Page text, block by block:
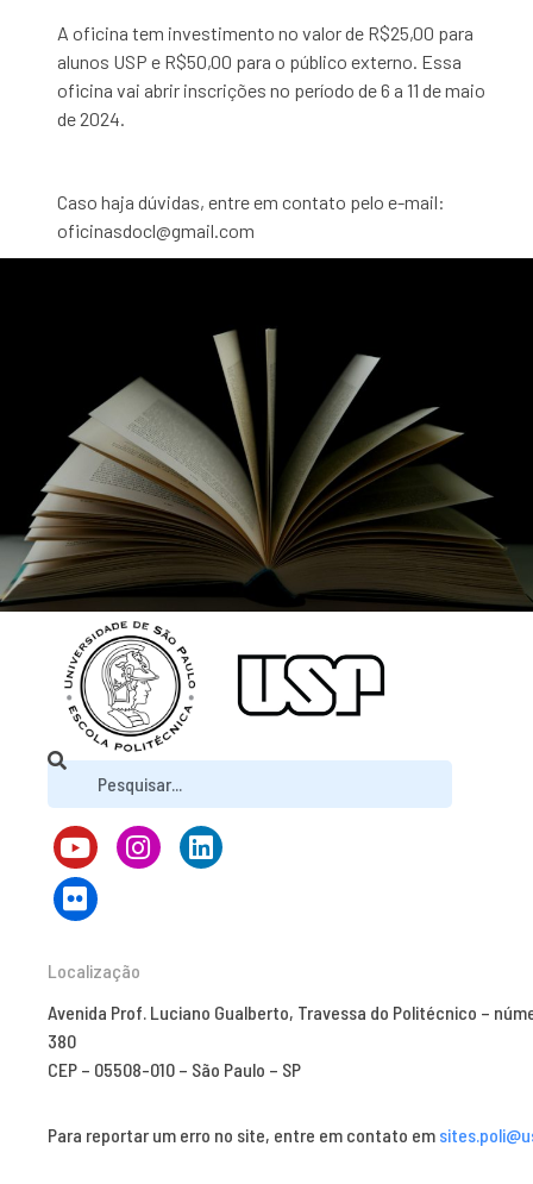
A oficina tem investimento no valor de R$25,00 para
alunos USP e R$50,00 para o público externo. Essa
oficina vai abrir inscrições no período de 6 a 11 de maio
de 2024.
Caso haja dúvidas, entre em contato pelo e-mail:
oficinasdocl@gmail.com
Localização
Avenida Prof. Luciano Gualberto, Travessa do Politécnico –
380
CEP – 05508-010 – São Paulo – SP
Para reportar um erro no site, entre em contato em